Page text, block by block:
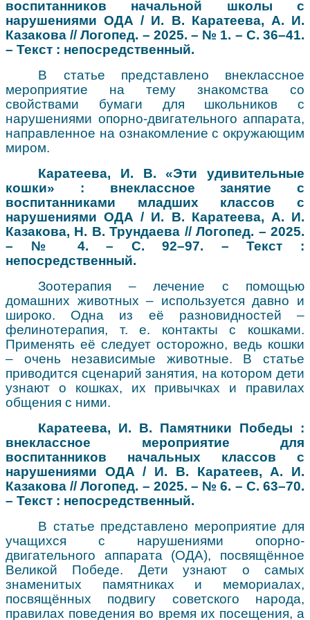
воспитанников начальной школы с
нарушениями ОДА / И. В. Каратеева, А. И.
Казакова // Логопед. – 2025. – № 1. – С. 36–41.
– Текст : непосредственный.
В статье представлено внеклассное
мероприятие на тему знакомства со
свойствами бумаги для школьников с
нарушениями опорно-двигательного аппарата,
направленное на ознакомление с окружающим
миром.
Каратеева, И. В. «Эти удивительные
кошки» : внеклассное занятие с
воспитанниками младших классов с
нарушениями ОДА / И. В. Каратеева, А. И.
Казакова, Н. В. Трундаева // Логопед. – 2025.
– № 4. – С. 92–97. – Текст :
непосредственный.
Зоотерапия – лечение с помощью
домашних животных – используется давно и
широко. Одна из её разновидностей –
фелинотерапия, т. е. контакты с кошками.
Применять её следует осторожно, ведь кошки
– очень независимые животные. В статье
приводится сценарий занятия, на котором дети
узнают о кошках, их привычках и правилах
общения с ними.
Каратеева, И. В. Памятники Победы :
внеклассное мероприятие для
воспитанников начальных классов с
нарушениями ОДА / И. В. Каратеев, А. И.
Казакова // Логопед. – 2025. – № 6. – С. 63–70.
– Текст : непосредственный.
В статье представлено мероприятие для
учащихся с нарушениями опорно-
двигательного аппарата (ОДА), посвящённое
Великой Победе. Дети узнают о самых
знаменитых памятниках и мемориалах,
посвящённых подвигу советского народа,
правилах поведения во время их посещения, а